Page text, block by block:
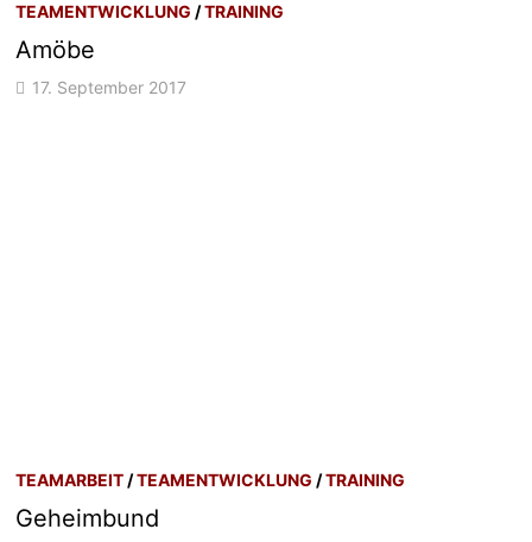
TEAMENTWICKLUNG /TRAINING
Amöbe
17. September 2017
TEAMARBEIT /TEAMENTWICKLUNG /TRAINING
Geheimbund